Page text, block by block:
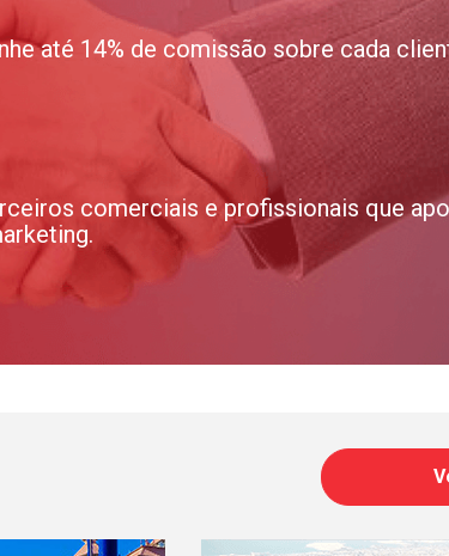
até 14% de comissão sobre cada
comerciais e profissionais que